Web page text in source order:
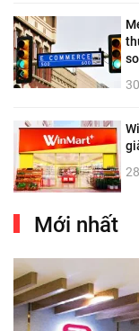
Mới nhất